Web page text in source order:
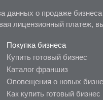
о продаже
лицензионный платеж,
Покупка бизнеса
Купить готовый бизнес
Каталог франшиз
Оповещения о новых
Как купить готовый бизнес